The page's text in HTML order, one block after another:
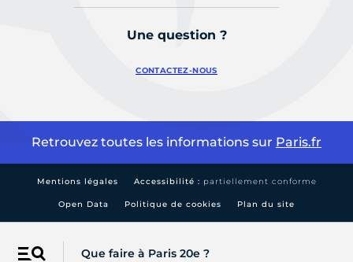
Que faire à Paris 20e ?
Une question ?
CONTACTEZ-NOUS
Retrouvez toutes les informations sur Paris.fr
Mentions légales Accessibilité : partiellement conforme
Open Data Politique de cookies Plan du site